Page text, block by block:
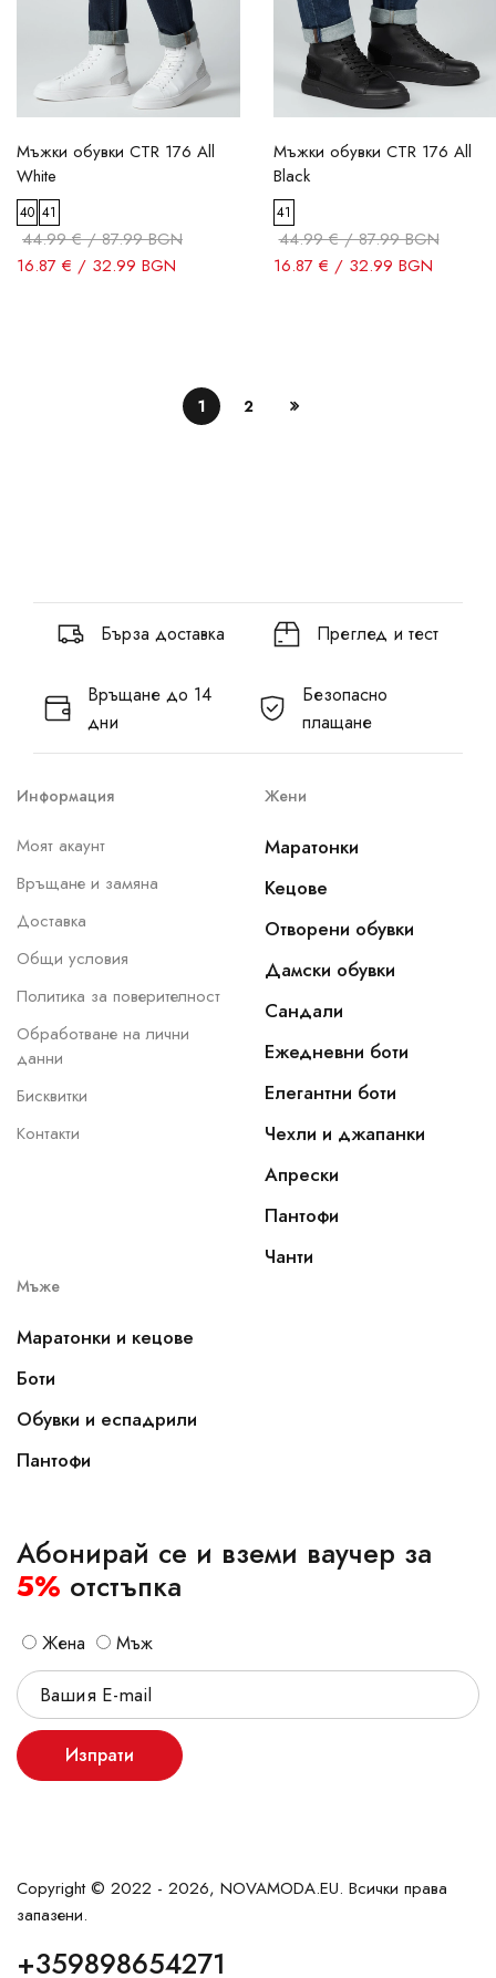
Мъжки обувки CTR 176 All
White
40 41
44.99 € / 87.99 BGN
16.87 € / 32.99 BGN
Мъжки обувки CTR 176 All
Black
41
44.99 € / 87.99 BGN
16.87 € / 32.99 BGN
1 2
Бърза доставка Преглед и тест
Връщане до 14
дни
Безопасно
плащане
Информация
Моят акаунт
Връщане и замяна
Доставка
Общи условия
Политика за поверителност
Обработване на лични
данни
Бисквитки
Контакти
Жени
Маратонки
Кецове
Отворени обувки
Дамски обувки
Сандали
Ежедневни боти
Елегантни боти
Чехли и джапанки
Апрески
Пантофи
Чанти
Мъже
Маратонки и кецове
Боти
Обувки и еспадрили
Пантофи
Абонирай се и вземи ваучер за
5% отстъпка
Жена Мъж
Изпрати
Copyright © 2022 - 2026, NOVAMODA.EU. Всички права
запазени.
+359898654271